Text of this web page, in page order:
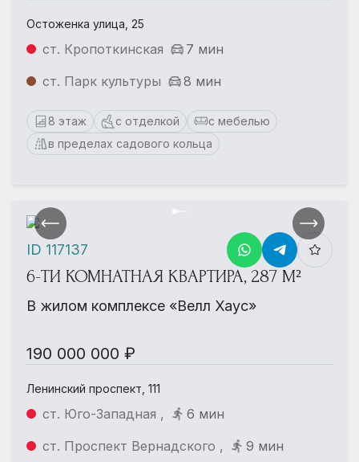
Остоженка улица, 25
ст. Кропоткинская
7 мин
ст. Парк культуры
8 мин
8 этаж с отделкой
с мебелью
в пределах садового кольца
6-ТИ КОМНАТНАЯ КВАРТИРА, 287 М²
В жилом комплексе «Велл Хаус»
190 000 000 ₽
Ленинский проспект, 111
ст. Юго-Западная ,
6 мин
ст. Проспект Вернадского ,
9 мин
ID 117137